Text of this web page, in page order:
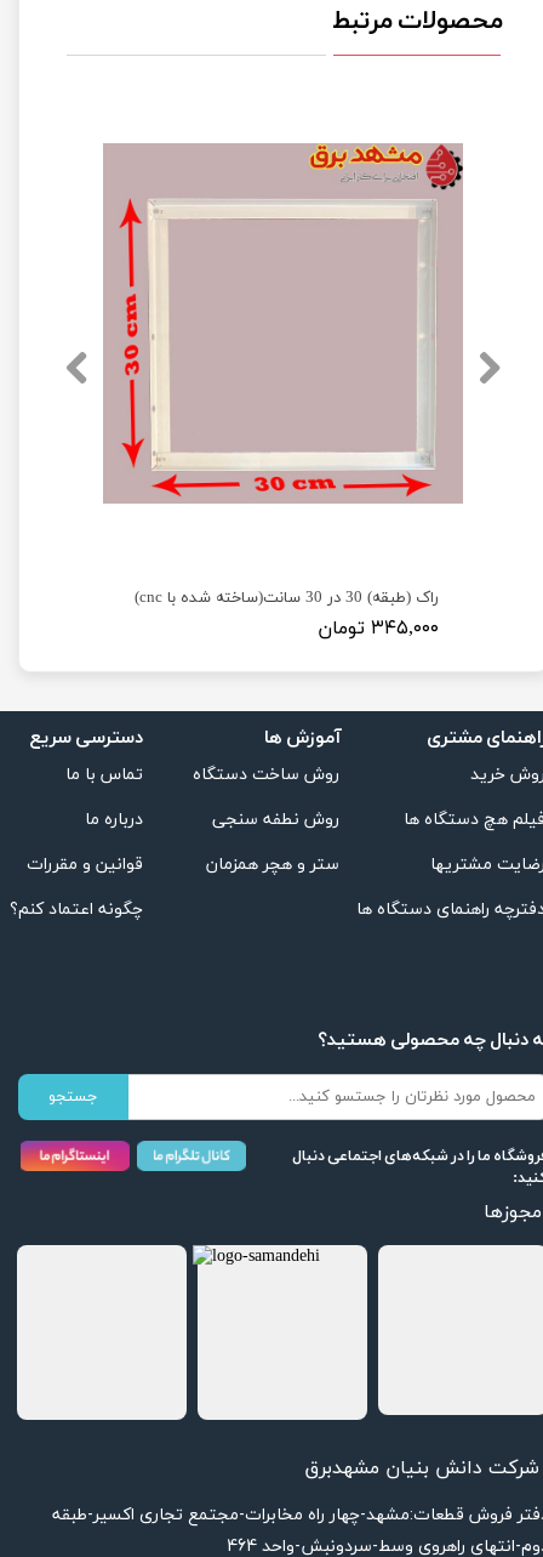
محصولات مرتبط
راک (طبقه) 30 در 30 سانت(ساخته شده با cnc)
۳۴۵,۰۰۰ تومان
شرکت دانش بنیان مشهدبرق
فروش قطعات:مشهد-چهار راه مخابرات-مجتمع تجاری اکسیر-طبقه
انتهای راهروی وسط-سردونبش-واحد 464
مجوزها
مشتری
خرید
هچ دستگاه ها
مشتریها
راهنمای دستگاه ها
آموزش ها
روش ساخت دستگاه
روش نطفه سنجی
ستر و هچر همزمان
دسترسی سریع
تماس با ما
درباره ما
قوانین و مقررات
چگونه اعتماد کنم؟
دنبال چه محصولی هستید؟
جستجو
ما را در شبکه‌های اجتماعی دنبال